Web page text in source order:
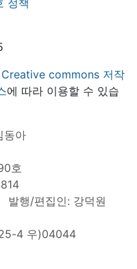
Creative commons 저작
에 따라 이용할 수 있습
동아
호
발행/편집인: 강덕원
4 우)04044